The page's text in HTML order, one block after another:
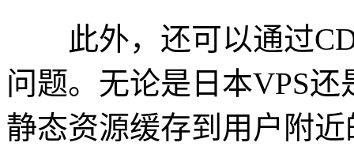
此外，还可以通过
问题。无论是日本VPS
静态资源缓存到用户附